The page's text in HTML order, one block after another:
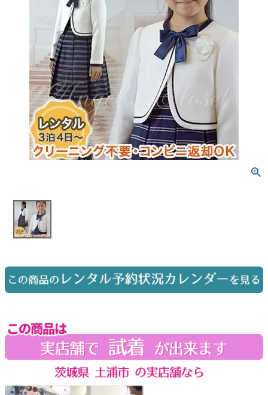
アウター レディース
販売
コスチューム アウター
インナー・パニエ アクセサリー
Graduation & Entrance
卒業式・入学式
きちんと感のあるフォーマル
Shichi-Go-San
七五三
3歳・5歳・7歳の晴れの日
予約・配送・返却・料金
レンタルの流れ
4ステップで簡単
あんしんパック
汚れ・キズ・破損の補償
Buy & Supportご購入・サポート
販売・共通のご案内
品質・返品・お手入れ
09 お問い合わせ
電話・メール・LINE
Tsukuba Boutique
茨城県土浦市大町14-16-1F
10:00–18:00（完全予約制）
月曜日
店舗を予約する →
Photography
七五三・発表会・記念撮影
予約 Web または お電話
ヘアメイク・着付け